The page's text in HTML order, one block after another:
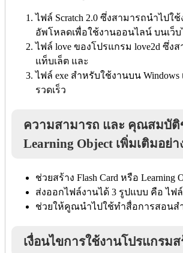
ไฟล์ Scratch 2.0 ซึ่งสามารถนำไป
อัพโหลดเพื่อใช้งานออนไลน์ บนเว็บ
ไฟล์ love ของโปรแกรม love2d ซึ่ง
แท็บเล็ต และ
ไฟล์ exe สำหรับใช้งานบน
รวดเร็ว
ความสามารถ และ คุณสมบัติ
Learning Object เพิ่มเติมอย่า
ช่วยสร้าง Flash Card หรือ
ส่งออกไฟล์งานได้ 3 รูปแบบ คือ ไฟล์
ช่วยให้คูณนำไปใช้ทำสื่อการสอนส
เงื่อนไขการใช้งานโปรแกรม